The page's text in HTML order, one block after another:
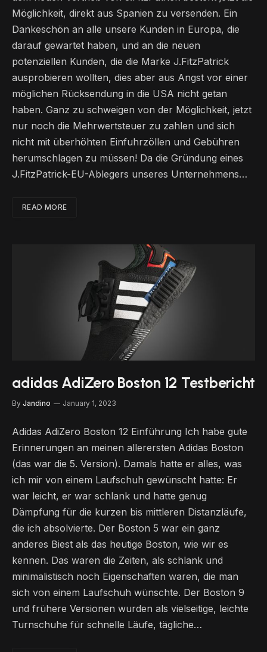
Möglichkeit, direkt aus Spanien zu versenden. Ein
Dankeschön an alle unsere Kunden in Europa, die
darauf gewartet haben, und an die neuen
potenziellen Kunden, die die Marke J.FitzPatrick
ausprobieren wollten, dies aber aus Angst vor einer
möglichen Rücksendung in die USA nicht getan
haben. Ganz zu schweigen von der Möglichkeit, jetzt
nur noch die Mehrwertsteuer zu zahlen und sich
nicht mit überhöhten Einfuhrzöllen und Gebühren
herumschlagen zu müssen! Da die Gründung eines
J.FitzPatrick-EU-Ablegers unseres Unternehmens…
READ MORE
adidas AdiZero Boston 12 Testbericht
By Jandino January 1, 2023
Adidas AdiZero Boston 12 Einführung Ich habe gute
Erinnerungen an meinen allerersten Adidas Boston
(das war die 5. Version). Damals hatte er alles, was
ich mir von einem Laufschuh gewünscht hatte: Er
war leicht, er war schlank und hatte genug
Dämpfung für die kurzen bis mittleren Distanzläufe,
die ich absolvierte. Der Boston 5 war ein ganz
anderes Biest als das heutige Boston, wie wir es
kennen. Das waren die Zeiten, als schlank und
minimalistisch noch Eigenschaften waren, die man
sich von einem Laufschuh wünschte. Der Boston 9
und frühere Versionen wurden als vielseitige, leichte
Turnschuhe für schnelle Läufe, tägliche…